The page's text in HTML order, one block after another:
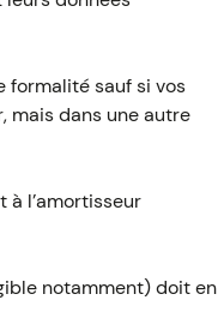
formalité sauf si vos
mais dans une autre
à l’amortisseur
notamment) doit en